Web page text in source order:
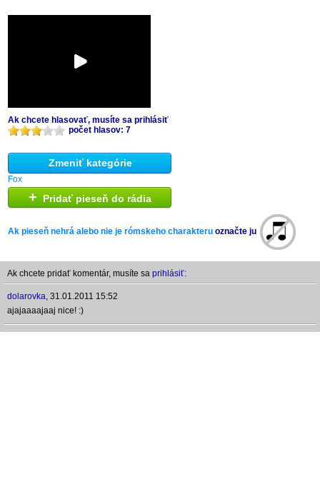
Ak chcete hlasovať, musíte sa prihlásiť
počet hlasov: 7
Zmeniť kategórie
Fox
+ Pridať pieseň do rádia
Ak pieseň nehrá alebo nie je rómskeho charakteru označte ju
Ak chcete pridať komentár, musíte sa prihlásiť:
dolarovka, 31.01.2011 15:52
ajajaaaajaaj nice! :)